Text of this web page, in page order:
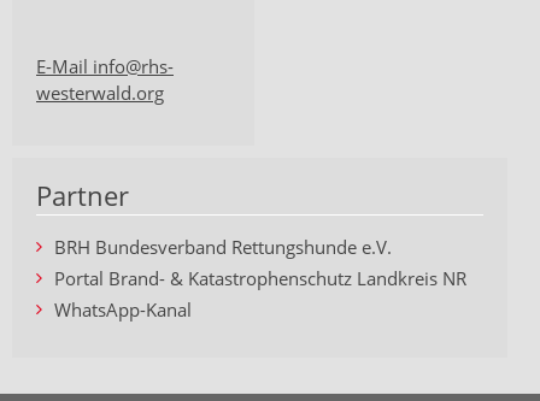
E-Mail info@rhs-
westerwald.org
Partner
BRH Bundesverband Rettungshunde e.V.
Portal Brand- & Katastrophenschutz Landkreis NR
WhatsApp-Kanal